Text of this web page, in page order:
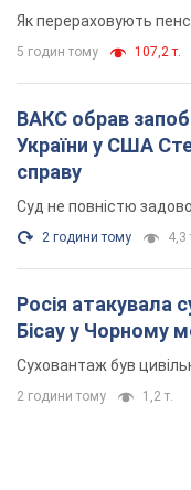
Як перераховують
5 годин тому 107,2 т.
ВАКС обрав запобіжний захід експосолці
України у США Стефанішиній: що відомо про
справу
Суд не повністю
2 години тому 4,3
Росія атакувала
Бісау у Чорному
Суховантаж був
2 години тому 1,2 т.